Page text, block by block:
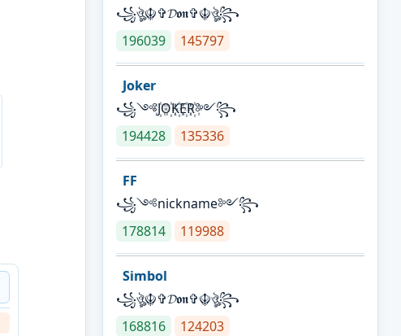
꧁ঔৣ☬✞𝓓𝖔𝖓✞☬ঔৣ꧂
196039
145797
Joker
꧁༺J꙰O꙰K꙰E꙰R꙰༻꧂
194428
135336
FF
꧁༺nickname༻꧂
178814
119988
Simbol
꧁ঔৣ☬✞𝓓𝖔𝖓✞☬ঔৣ꧂
168816
124203